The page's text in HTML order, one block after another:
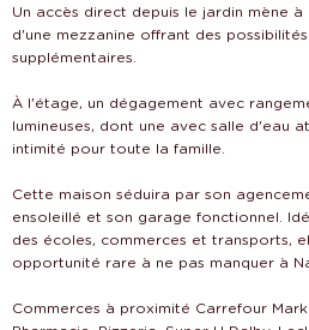
Un accès direct depuis le jardin mène
d'une mezzanine offrant des
supplémentaires.
À l'étage, un dégagement avec
lumineuses, dont une avec salle d'eau
intimité pour toute la famille.
Cette maison séduira par son
ensoleillé et son garage fonctionnel.
des écoles, commerces et transports,
opportunité rare à ne pas manquer à
Commerces à proximité Carrefour